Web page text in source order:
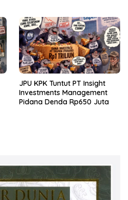
JPU KPK Tuntut PT Insight
Investments Management
Pidana Denda Rp650 Juta